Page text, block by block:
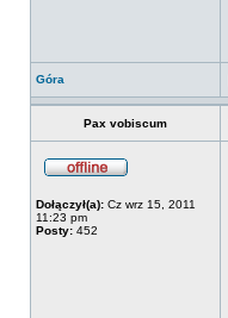
Góra
Pax vobiscum
Dołączył(a): Cz wrz 15, 2011
11:23 pm
Posty: 452